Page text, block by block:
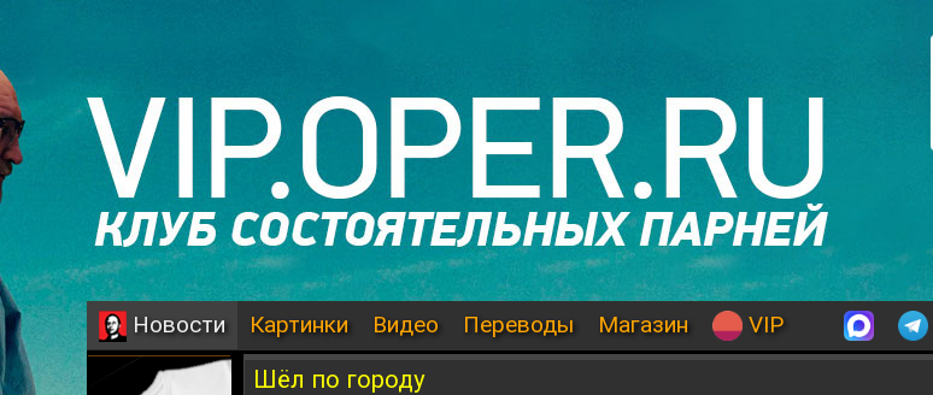
Новости Картинки Видео Переводы Магазин VIP
Шёл по городу